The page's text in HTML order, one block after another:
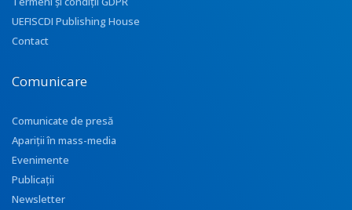
UEFISCDI Publishing House
Contact
Comunicare
Comunicate de presă
Apariţii în mass-media
Evenimente
Publicații
Newsletter